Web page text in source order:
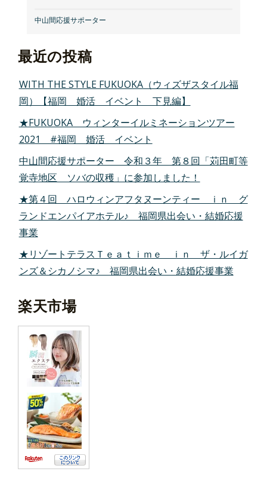
中山間応援サポーター
最近の投稿
WITH THE STYLE FUKUOKA（ウィズザスタイル福
岡）【福岡 婚活 イベント 下見編】
★FUKUOKA ウィンターイルミネーションツアー
2021 #福岡 婚活 イベント
中山間応援サポーター 令和３年 第８回「苅田町等
覚寺地区 ソバの収穫」に参加しました！
★第４回 ハロウィンアフタヌーンティー ｉｎ グ
ランドエンパイアホテル♪ 福岡県出会い・結婚応援
事業
★リゾートテラスＴｅａｔｉｍｅ ｉｎ ザ・ルイガ
ンズ＆シカノシマ♪ 福岡県出会い・結婚応援事業
楽天市場